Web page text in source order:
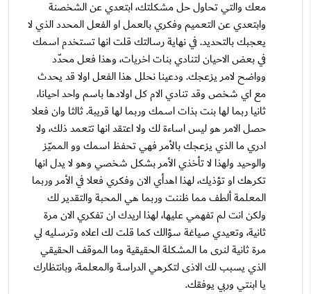
معك والتي تحاول حل مشكلتك، ابتعدي عن الشخصنة
وابتعدي عن التعميم وفكري بالعمل او الفعل المحدد الذي لا
يعجبك بالتحديد. في نهاية رسالتك قلت انها تستخدم اسمك
في بعض الاحيان لتنادي بنات اخريات، وهذا فعل محدّد
وواضح لامر يزعجك. ودعينا نحلل هذا الفعل اولا قد يحدث
مع اي شخص وقد تنادي الام كل اولادها باسم واحد احيانا،
ثانيا ربما لها بنت بذات اسمك وربما لها قريبة. ثالثا وان فعلا
حصل الامر هو ليس اساءة لك ولا اعتقد انها تتعمد ذلك، ولا
ادري ما الذي يزعجك بالأمر فهي تحفظ اسمك وو المميّز
والوحيد ولهذا لا تأخذي الأمر بشكل شخصي وهو لا يدل انها
تكرهك او تؤذيك، لهذا اهدأي الان وفكري فعلا في الأمر وربما
المعلمة ألطف مما ظننت وربما هي المحبة والتقدير لك
ولكن انت لم تفهمي عليها، لهذا اريدك ان تفكري الان مرة
ثانية، وتعيدي صياغة سؤالك كما قلت لك اعلاه وترسليه لي
مرة ثانية لنرى ما المشكلة الحقيقية وما الموقف الحقيقي
الذي يسبب لك الاذى لتكرهي الدراسة والمعلمة، وبانتظارك
يا ابنتي وربي يوفقك.